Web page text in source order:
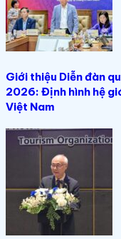
Giới thiệu Diễn đàn
2026: Định hình hệ
Việt Nam